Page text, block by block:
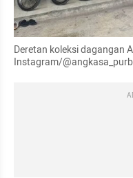
Deretan koleksi dagangan
Instagram/